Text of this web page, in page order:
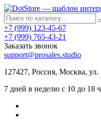
+7 (999) 123-45-67
+7 (999) 765-43-21
Заказать звонок
support@prosales.studio
127427, Россия, Москва, ул.
7 дней в неделю с 10 до 18